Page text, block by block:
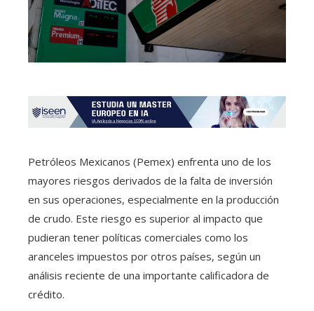
Petróleos Mexicanos (Pemex) enfrenta uno de los
mayores riesgos derivados de la falta de inversión
en sus operaciones, especialmente en la producción
de crudo. Este riesgo es superior al impacto que
pudieran tener políticas comerciales como los
aranceles impuestos por otros países, según un
análisis reciente de una importante calificadora de
crédito.